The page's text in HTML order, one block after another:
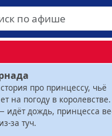
про принцессу, чьё
на погоду в
идёт дождь, принцесса
за туч.